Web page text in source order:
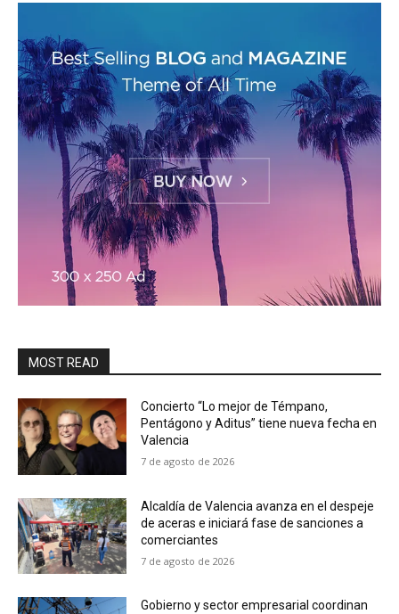
MOST READ
Concierto “Lo mejor de Témpano,
Pentágono y Aditus” tiene nueva fecha en
Valencia
7 de agosto de 2026
Alcaldía de Valencia avanza en el despeje
de aceras e iniciará fase de sanciones a
comerciantes
7 de agosto de 2026
Gobierno y sector empresarial coordinan